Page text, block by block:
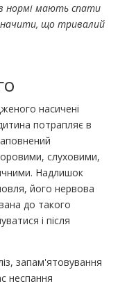
нормі мають спати
що тривалий
насичені
потрапляє в
слуховими,
Надлишок
його нервова
до такого
і після
запам'ятовування
неспання